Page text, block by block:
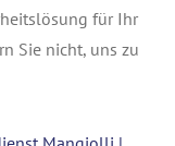
für Ihr
Sie nicht, uns zu